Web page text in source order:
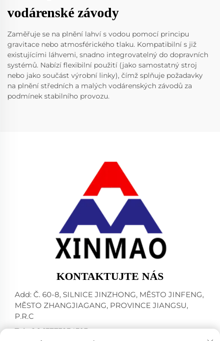
vodárenské závody
Zaměřuje se na plnění lahví s vodou pomocí principu
gravitace nebo atmosférického tlaku. Kompatibilní s již
existujícími láhvemi, snadno integrovatelný do dopravních
systémů. Nabízí flexibilní použití (jako samostatný stroj
nebo jako součást výrobní linky), čímž splňuje požadavky
na plnění středních a malých vodárenských závodů za
podmínek stabilního provozu.
KONTAKTUJTE NÁS
Add: Č. 60-8, SILNICE JINZHONG, MĚSTO JINFENG,
MĚSTO ZHANGJIAGANG, PROVINCE JIANGSU,
P.R.C
Tel:+86-13773234393